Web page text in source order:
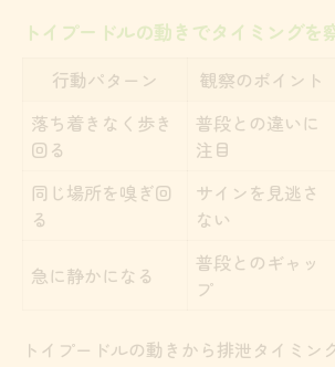
トイプードルの動きでタイミングを
行動パターン 観察のポイント
落ち着きなく歩き
回る
普段との違いに
注目
同じ場所を嗅ぎ回
る
サインを見逃さ
ない
急に静かになる
普段とのギャッ
プ
トイプードルの動きから排泄タイミン